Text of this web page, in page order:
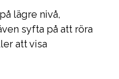
lägre nivå,
syfta på att röra
att visa